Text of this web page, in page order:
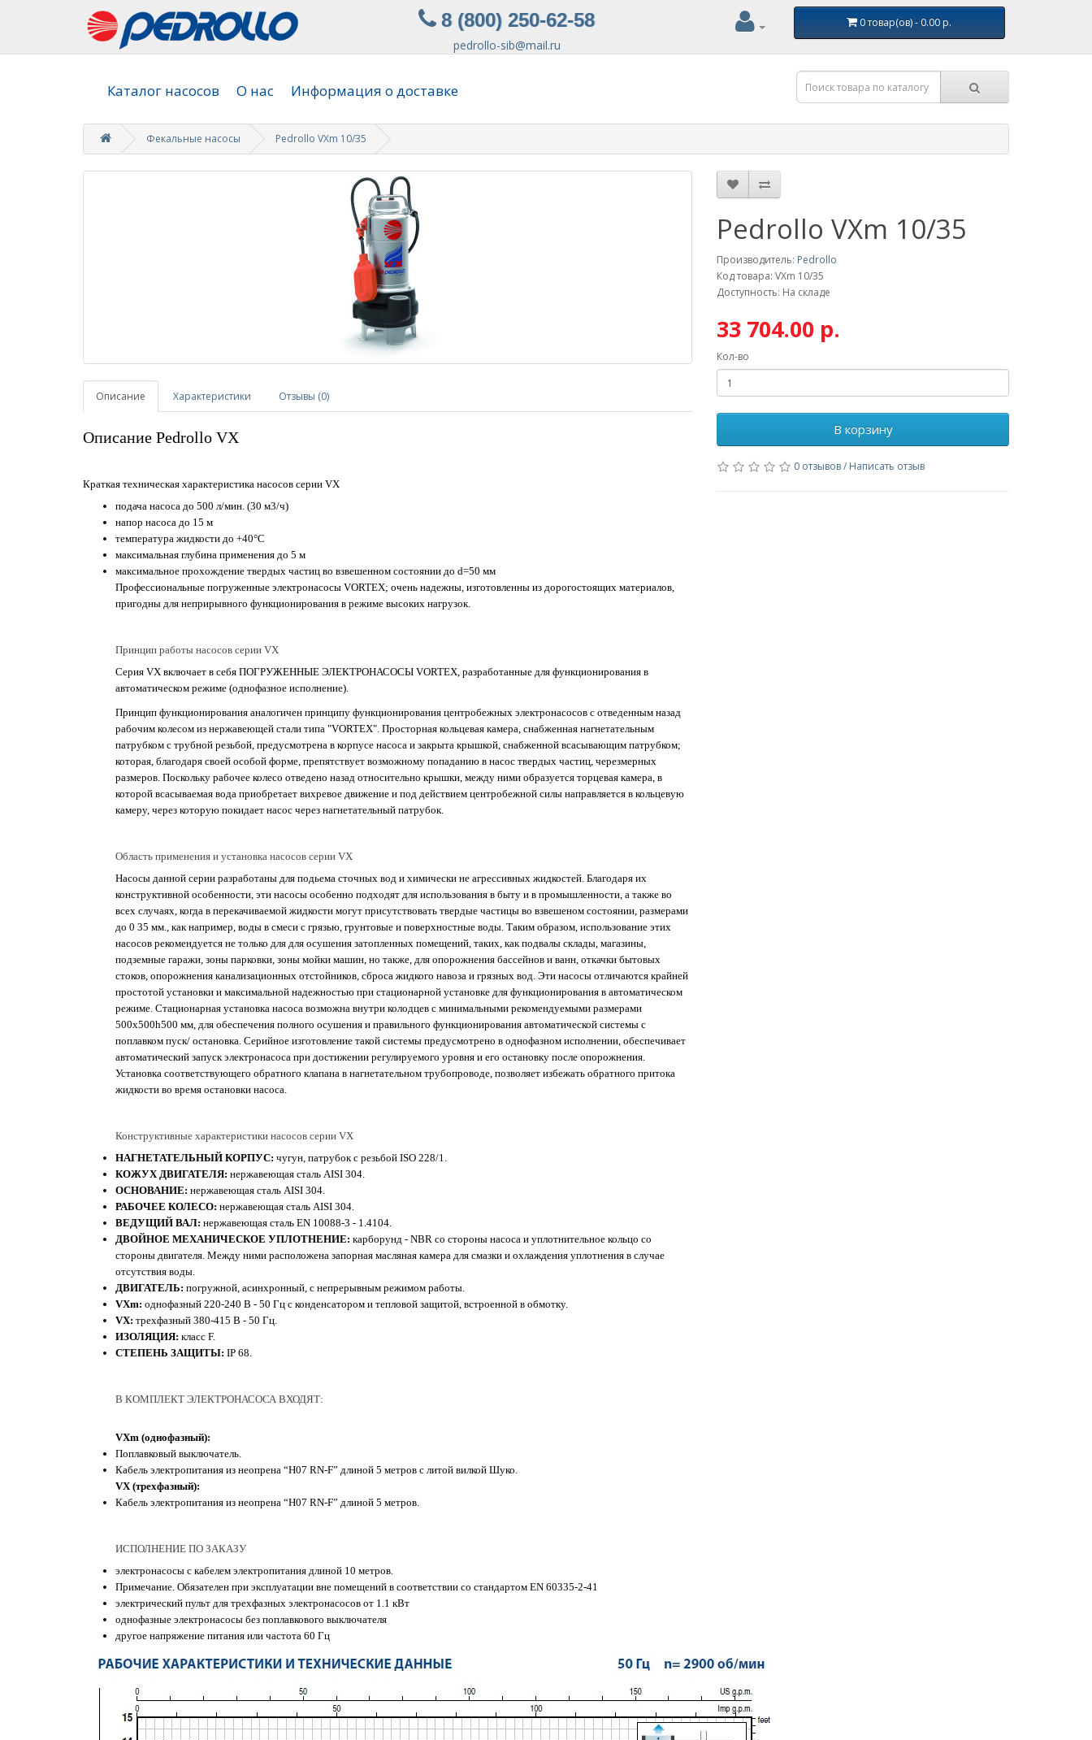
8 (800) 250-62-58
pedrollo-sib@mail.ru
0 товар(ов) - 0.00 р.
Каталог насосов О нас Информация о доставке
Фекальные насосы Pedrollo VXm 10/35
Описание Характеристики Отзывы (0)
Описание Pedrollo VX
Краткая техническая характеристика насосов серии VX
подача насоса до 500 л/мин. (30 м3/ч)
напор насоса до 15 м
температура жидкости до +40°С
максимальная глубина применения до 5 м
максимальное прохождение твердых частиц во взвешенном состоянии до d=50 мм
Профессиональные погруженные электронасосы VORTEX; очень надежны, изготовленны из дорогостоящих материалов,
пригодны для неприрывного функционирования в режиме высоких нагрузок.
Принцип работы насосов серии VX
Серия VX включает в себя ПОГРУЖЕННЫЕ ЭЛЕКТРОНАСОСЫ VORTEX, разработанные для функционирования в
автоматическом режиме (однофазное исполнение).
Принцип функционирования аналогичен принципу функционирования центробежных электронасосов с отведенным назад
рабочим колесом из нержавеющей стали типа "VORTEX". Просторная кольцевая камера, снабженная нагнетательным
патрубком с трубной резьбой, предусмотрена в корпусе насоса и закрыта крышкой, снабженной всасывающим патрубком;
которая, благодаря своей особой форме, препятствует возможному попаданию в насос твердых частиц, черезмерных
размеров. Поскольку рабочее колесо отведено назад относительно крышки, между ними образуется торцевая камера, в
которой всасываемая вода приобретает вихревое движение и под действием центробежной силы направляется в кольцевую
камеру, через которую покидает насос через нагнетательный патрубок.
Область применения и установка насосов серии VX
Насосы данной серии разработаны для подьема сточных вод и химически не агрессивных жидкостей. Благодаря их
конструктивной особенности, эти насосы особенно подходят для использования в быту и в промышленности, а также во
всех случаях, когда в перекачиваемой жидкости могут присутствовать твердые частицы во взвешеном состоянии, размерами
до 0 35 мм., как например, воды в смеси с грязью, грунтовые и поверхностные воды. Таким образом, использование этих
насосов рекомендуется не только для для осушения затопленных помещений, таких, как подвалы склады, магазины,
подземные гаражи, зоны парковки, зоны мойки машин, но также, для опорожнения бассейнов и ванн, откачки бытовых
стоков, опорожнения канализационных отстойников, сброса жидкого навоза и грязных вод. Эти насосы отличаются крайней
простотой установки и максимальной надежностью при стационарной установке для функционирования в автоматическом
режиме. Стационарная установка насоса возможна внутри колодцев с минимальными рекомендуемыми размерами
500x500h500 мм, для обеспечения полного осушения и правильного функционирования автоматической системы с
поплавком пуск/ остановка. Серийное изготовление такой системы предусмотрено в однофазном исполнении, обеспечивает
автоматический запуск электронасоса при достижении регулируемого уровня и его остановку после опорожнения.
Установка соответствующего обратного клапана в нагнетательном трубопроводе, позволяет избежать обратного притока
жидкости во время остановки насоса.
Конструктивные характеристики насосов серии VX
НАГНЕТАТЕЛЬНЫЙ КОРПУС: чугун, патрубок с резьбой ISO 228/1.
КОЖУХ ДВИГАТЕЛЯ: нержавеющая сталь AISI 304.
ОСНОВАНИЕ: нержавеющая сталь AISI 304.
РАБОЧЕЕ КОЛЕСО: нержавеющая сталь AISI 304.
ВЕДУЩИЙ ВАЛ: нержавеющая сталь EN 10088-3 - 1.4104.
ДВОЙНОЕ МЕХАНИЧЕСКОЕ УПЛОТНЕНИЕ: карборунд - NBR со стороны насоса и уплотнительное кольцо со
стороны двигателя. Между ними расположена запорная масляная камера для смазки и охлаждения уплотнения в случае
отсутствия воды.
ДВИГАТЕЛЬ: погружной, асинхронный, с непрерывным режимом работы.
VXm: однофазный 220-240 В - 50 Гц с конденсатором и тепловой защитой, встроенной в обмотку.
VX: трехфазный 380-415 В - 50 Гц.
ИЗОЛЯЦИЯ: класс F.
СТЕПЕНЬ ЗАЩИТЫ: IP 68.
В КОМПЛЕКТ ЭЛЕКТРОНАСОСА ВХОДЯТ:
VXm (однофазный):
Поплавковый выключатель.
Кабель электропитания из неопрена “H07 RN-F” длиной 5 метров с литой вилкой Шуко.
VX (трехфазный):
Кабель электропитания из неопрена “H07 RN-F” длиной 5 метров.
ИСПОЛНЕНИЕ ПО ЗАКАЗУ
электронасосы с кабелем электропитания длиной 10 метров.
Примечание. Обязателен при эксплуатации вне помещений в соответствии со стандартом EN 60335-2-41
электрический пульт для трехфазных электронасосов от 1.1 кВт
однофазные электронасосы без поплавкового выключателя
другое напряжение питания или частота 60 Гц
Pedrollo VXm 10/35
Производитель: Pedrollo
Код товара: VXm 10/35
Доступность: На складе
33 704.00 р.
Кол-во
В корзину
0 отзывов/ Написать отзыв